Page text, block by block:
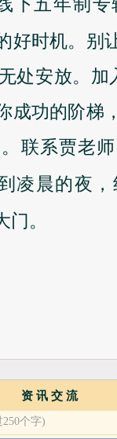
下五年制
好时机。别
处安放。
成功的阶梯
联系贾老师
凌晨的夜
。
资 讯 交 流
个字)